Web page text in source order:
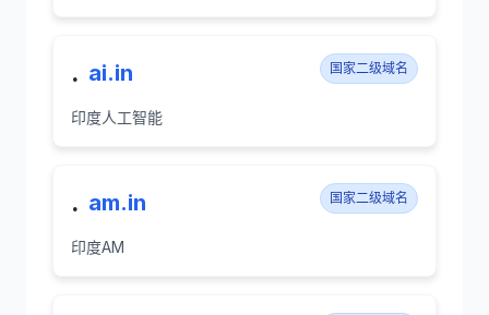
. ai.in 国家二级域名
印度人工智能
. am.in 国家二级域名
印度AM